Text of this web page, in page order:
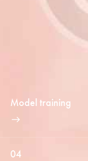
Model training
04